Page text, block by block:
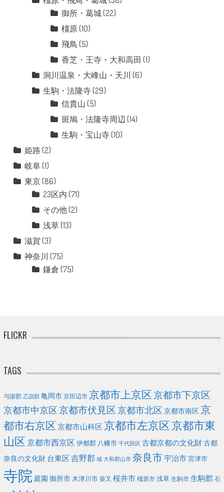
御所・葛城(22)
橿原(10)
飛鳥 (5)
香芝・王寺・大和高田 (1)
洞川温泉・大峰山・天川 (6)
生駒・法隆寺(29)
信貴山 (5)
斑鳩・法隆寺周辺 (14)
生駒・宝山寺(10)
姫路 (2)
岐阜(1)
東京(86)
23区内 (71)
その他(2)
浅草(13)
滋賀 (3)
神奈川 (75)
鎌倉 (75)
FLICKR
TAGS
与謝郡 乙訓郡 亀岡市 京田辺市 京都市上京区京都市下京区
京都市中京区京都市伏見区京都市北区 京都市南区 京
都市右京区 京都市山科区 京都市左京区京都市東
山区京都市西京区 伊都郡 八幡市 千代田区 古都京都の文化財古都
奈良の文化財 台東区 吉野郡 城 大和郡山市 奈良市宇治市 宮津市
寺院 庭園 御所市 木津川市 柴又 桜井市 橿原市 浅草 生駒市 生駒郡 石